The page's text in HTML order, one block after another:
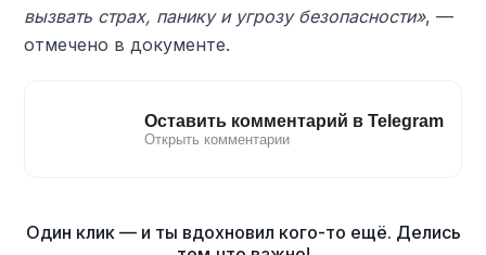
вызвать страх, панику и угрозу безопасности», —
отмечено в документе.